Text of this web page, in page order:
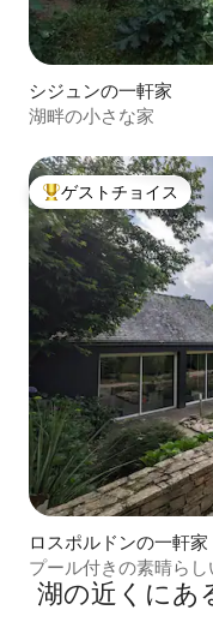
シジュンの一軒家
湖畔の小さな家
大好評のゲストチョイ
ゲストチョイス
ロスポルドンの一軒家
プール付きの素晴らし
湖の近くにあ